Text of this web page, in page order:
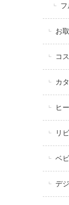
お
コ
カ
ヒ
リ
ベ
デ